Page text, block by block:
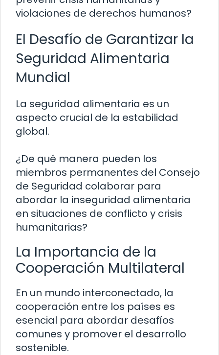
violaciones de derechos humanos?
El Desafío de Garantizar la
Seguridad Alimentaria
Mundial
La seguridad alimentaria es un
aspecto crucial de la estabilidad
global.
¿De qué manera pueden los
miembros permanentes del Consejo
de Seguridad colaborar para
abordar la inseguridad alimentaria
en situaciones de conflicto y crisis
humanitarias?
La Importancia de la
Cooperación Multilateral
En un mundo interconectado, la
cooperación entre los países es
esencial para abordar desafíos
comunes y promover el desarrollo
sostenible.